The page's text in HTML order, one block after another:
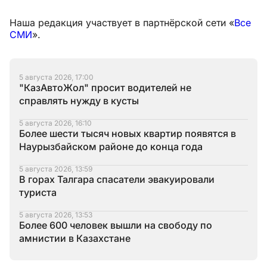
Наша редакция участвует в партнёрской сети «Все
СМИ».
5 августа 2026, 17:00
"КазАвтоЖол" просит водителей не
справлять нужду в кусты
5 августа 2026, 16:10
Более шести тысяч новых квартир появятся в
Наурызбайском районе до конца года
5 августа 2026, 13:59
В горах Талгара спасатели эвакуировали
туриста
5 августа 2026, 13:53
Более 600 человек вышли на свободу по
амнистии в Казахстане